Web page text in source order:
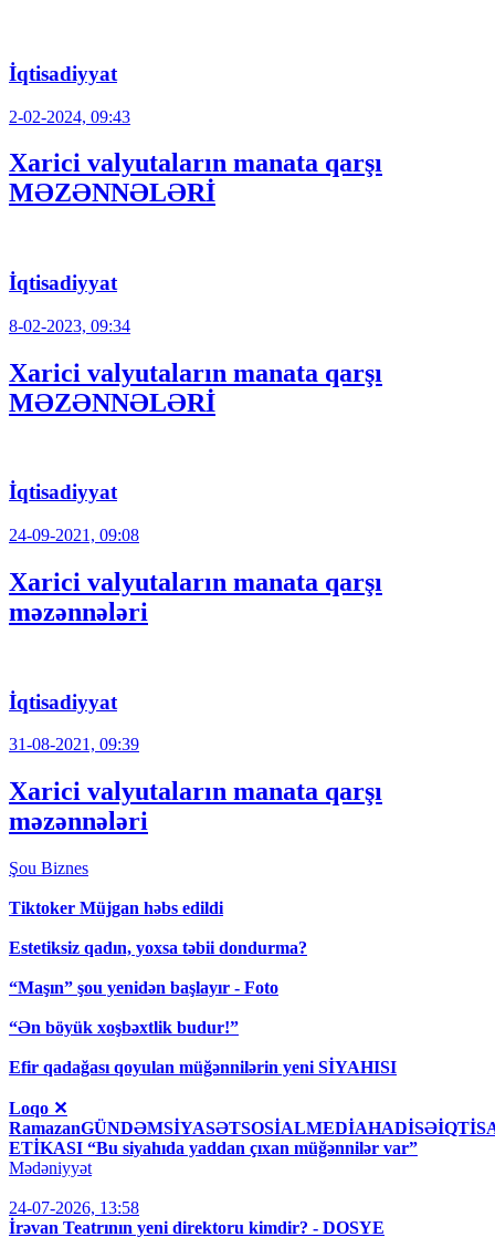
İqtisadiyyat
2-02-2024, 09:43
Xarici valyutaların manata qarşı
MƏZƏNNƏLƏRİ
İqtisadiyyat
8-02-2023, 09:34
Xarici valyutaların manata qarşı
MƏZƏNNƏLƏRİ
İqtisadiyyat
24-09-2021, 09:08
Xarici valyutaların manata qarşı
məzənnələri
İqtisadiyyat
31-08-2021, 09:39
Xarici valyutaların manata qarşı
məzənnələri
Şou Biznes
Tiktoker Müjgan həbs edildi
Estetiksiz qadın, yoxsa təbii dondurma?
“Maşın” şou yenidən başlayır - Foto
“Ən böyük xoşbəxtlik budur!”
Efir qadağası qoyulan müğənnilərin yeni SİYAHISI
Loqo ✕
ETİKASI “Bu siyahıda yaddan çıxan müğənnilər var”
Mədəniyyət
24-07-2026, 13:58
İrəvan Teatrının yeni direktoru kimdir? - DOSYE